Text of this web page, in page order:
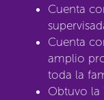
Cuenta
Cuenta
amplio
toda la
Obtuvo la